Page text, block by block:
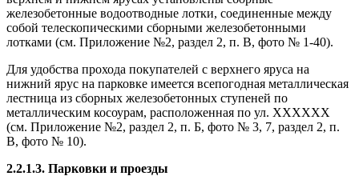
железобетонные водоотводные лотки, соединенные между
собой телескопическими сборными железобетонными
лотками (см. Приложение №2, раздел 2, п. В, фото № 1-40).
Для удобства прохода покупателей с верхнего яруса на
нижний ярус на парковке имеется всепогодная металлическая
лестница из сборных железобетонных ступеней по
металлическим косоурам, расположенная по ул. ХХХХХХ
(см. Приложение №2, раздел 2, п. Б, фото № 3, 7, раздел 2, п.
В, фото № 10).
2.2.1.3. Парковки и проезды